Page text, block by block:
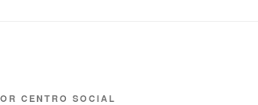
CENTRO SOCIAL